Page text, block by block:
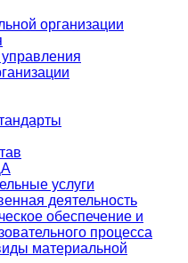
организации
услуги
деятельность
обеспечение и
процесса
материальной